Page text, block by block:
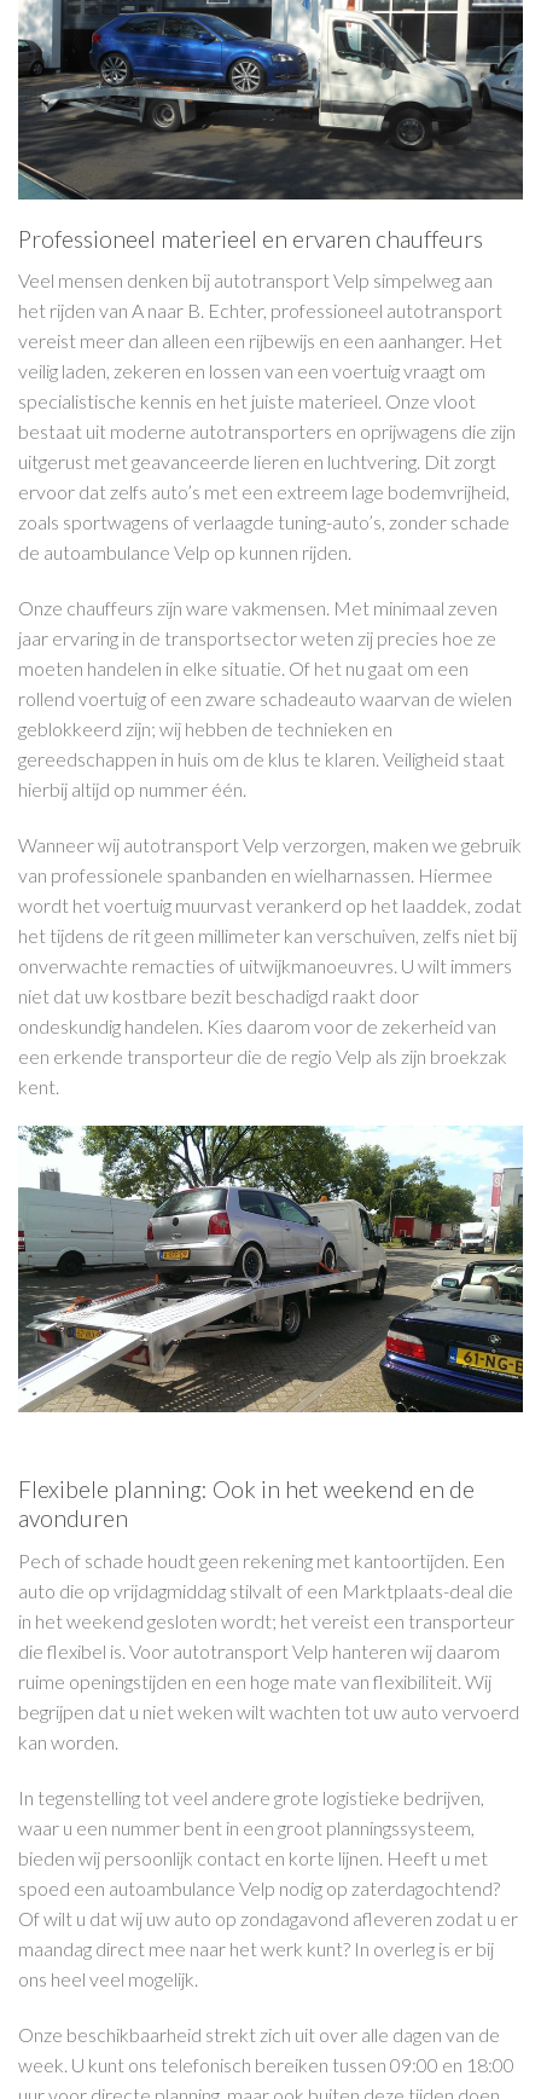
Professioneel materieel en ervaren chauffeurs
Veel mensen denken bij autotransportVelp simpelweg aan
het rijden van A naar B. Echter, professioneel autotransport
vereist meer dan alleen een rijbewijs en een aanhanger. Het
veilig laden, zekeren en lossen van een voertuig vraagt om
specialistische kennis en het juiste materieel. Onze vloot
bestaat uit moderne autotransporters en oprijwagens die zijn
uitgerust met geavanceerde lieren en luchtvering. Dit zorgt
ervoor dat zelfs auto’s met een extreem lage bodemvrijheid,
zoals sportwagens of verlaagde tuning-auto’s, zonder schade
de autoambulance Velp op kunnen rijden.
Onze chauffeurs zijn ware vakmensen. Met minimaal zeven
jaar ervaring in de transportsector weten zij precies hoe ze
moeten handelen in elke situatie. Of het nu gaat om een
rollend voertuig of een zware schadeauto waarvan de wielen
geblokkeerd zijn; wij hebben de technieken en
gereedschappen in huis om de klus te klaren. Veiligheid staat
hierbij altijd op nummer één.
Wanneer wij autotransport Velp verzorgen, maken we gebruik
van professionele spanbanden en wielharnassen. Hiermee
wordt het voertuig muurvast verankerd op het laaddek, zodat
het tijdens de rit geen millimeter kan verschuiven, zelfs niet bij
onverwachte remacties of uitwijkmanoeuvres. U wilt immers
niet dat uw kostbare bezit beschadigd raakt door
ondeskundig handelen. Kies daarom voor de zekerheid van
een erkende transporteur die de regio Velp als zijn broekzak
kent.
Flexibele planning: Ook in het weekend en de
avonduren
Pech of schade houdt geen rekening met kantoortijden. Een
auto die op vrijdagmiddag stilvalt of een Marktplaats-deal die
in het weekend gesloten wordt; het vereist een transporteur
die flexibel is. Voor autotransport Velp hanteren wij daarom
ruime openingstijden en een hoge mate van flexibiliteit. Wij
begrijpen dat u niet weken wilt wachten tot uw auto vervoerd
kan worden.
In tegenstelling tot veel andere grote logistieke bedrijven,
waar u een nummer bent in een groot planningssysteem,
bieden wij persoonlijk contact en korte lijnen. Heeft u met
spoed een autoambulance Velp nodig op zaterdagochtend?
Of wilt u dat wij uw auto op zondagavond afleveren zodat u er
maandag direct mee naar het werk kunt? In overleg is er bij
ons heel veel mogelijk.
Onze beschikbaarheid strekt zich uit over alle dagen van de
week. U kunt ons telefonisch bereiken tussen 09:00 en 18:00
uur voor directe planning, maar ook buiten deze tijden doen